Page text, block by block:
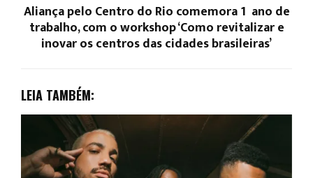
Aliança pelo Centro do Rio comemora 1º ano de
trabalho, com o workshop ‘Como revitalizar e
inovar os centros das cidades brasileiras’
LEIA TAMBÉM: